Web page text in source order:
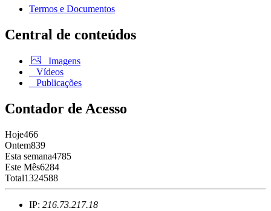
Termos e Documentos
Central de conteúdos
Imagens
Vídeos
Publicações
Contador de Acesso
Hoje466
Ontem839
Esta semana4785
Este Mês6284
Total1324588
IP: 216.73.217.18